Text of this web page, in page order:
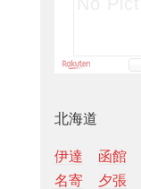
北海道
伊達 函館
名寄
夕張